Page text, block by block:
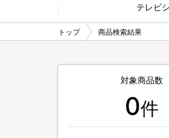
テレビ
トップ 商品検索結果
対象商品数
0件